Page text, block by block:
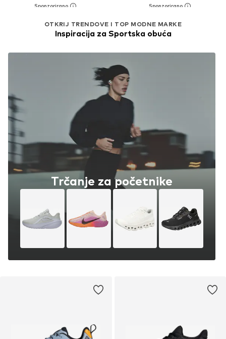
OTKRIJ TRENDOVE I TOP MODNE MARKE
Inspiracija za Sportska obuća
Trčanje za početnike